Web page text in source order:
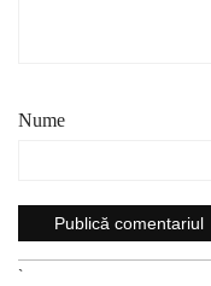
Nume
`